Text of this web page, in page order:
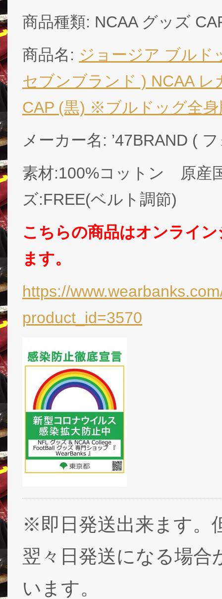
商品種類: NCAA グッズ
商品名: ジョージア ブルド
セブンブランド ) NCAA
CAP (黒) ※ブルドッグ全
メーカー名: ’47BRAND (
素材:100%コットン 原産
ズ:FREE(ベルト調節)
こちらの商品はオンライ
ます。
https://
product_id=3570
※即日発送出来ます。
翌々日発送になる場
います。